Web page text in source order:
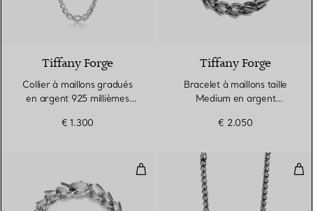
Tiffany Forge
Collier à maillons gradués
en argent 925 millièmes
€ 1.300
Tiffany Forge
Bracelet à maillons taille
Medium en argent
€ 2.050
Bracelet à maillons taille